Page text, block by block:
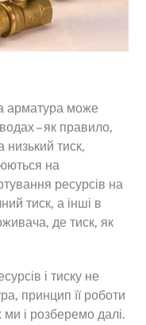
арматура може
– як правило,
низький тиск,
на
ресурсів на
тиск, а інші в
де тиск, як
і тиску не
принцип її роботи
ми і розберемо далі.